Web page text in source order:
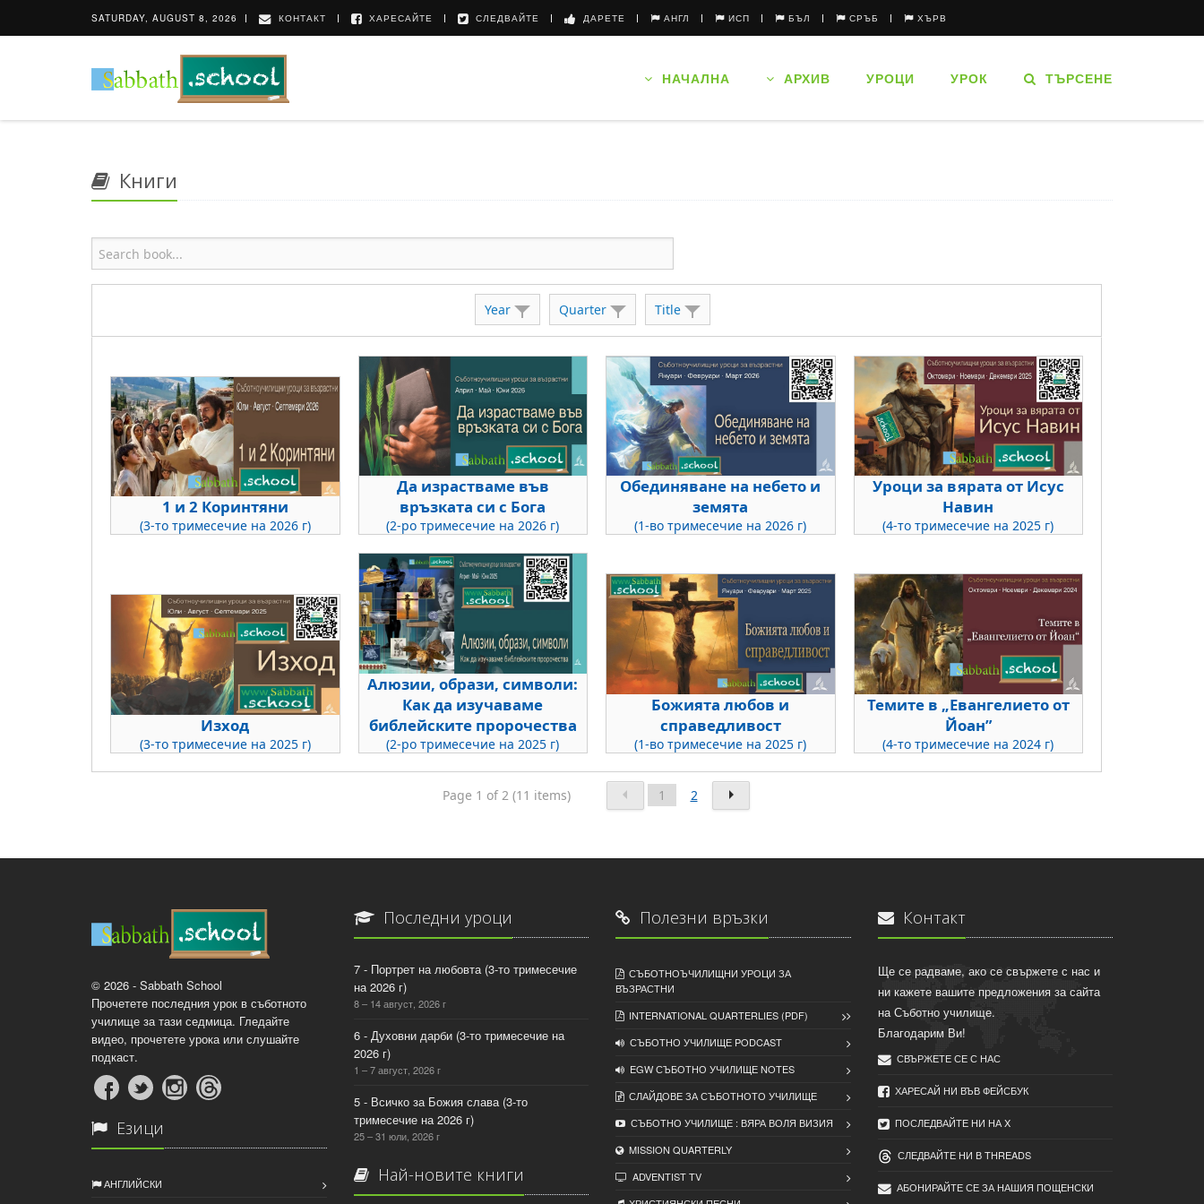
SATURDAY, AUGUST 8, 2026 КОНТАКТ ХАРЕСАЙТЕ СЛЕДВАЙТЕ ДАРЕТЕ АНГЛ ИСП БЪЛ СРЪБ ХЪРВ
НАЧАЛНА АРХИВ УРОЦИ УРОК ТЪРСЕНЕ
Книги
Year Quarter Title
1 и 2 Коринтяни
(3-то тримесечие на 2026 г)
Да израстваме във
връзката си с Бога
(2-ро тримесечие на 2026 г)
Обединяване на небето и
земята
(1-во тримесечие на 2026 г)
Уроци за вярата от Исус
Навин
(4-то тримесечие на 2025 г)
Изход
(3-то тримесечие на 2025 г)
Алюзии, образи, символи:
Как да изучаваме
библейските пророчества
(2-ро тримесечие на 2025 г)
Божията любов и
справедливост
(1-во тримесечие на 2025 г)
Темите в „Евангелието от
Йоан”
(4-то тримесечие на 2024 г)
Page 1 of 2 (11 items) 1 2
© 2026 - Sabbath School
Прочетете последния урок в съботното
училище за тази седмица. Гледайте
видео, прочетете урока или слушайте
подкаст.
Езици
АНГЛИЙСКИ
Последни уроци
7 - Портрет на любовта (3-то тримесечие
на 2026 г)
8 – 14 август, 2026 г
6 - Духовни дарби (3-то тримесечие на
2026 г)
1 – 7 август, 2026 г
5 - Всичко за Божия слава (3-то
тримесечие на 2026 г)
25 – 31 юли, 2026 г
Най-новите книги
Полезни връзки
СЪБОТНОЪЧИЛИЩНИ УРОЦИ ЗА
ВЪЗРАСТНИ
INTERNATIONAL QUARTERLIES (PDF)
СЪБОТНО УЧИЛИЩЕ PODCAST
EGW СЪБОТНО УЧИЛИЩЕ NOTES
СЛАЙДОВЕ ЗА СЪБОТНОТО УЧИЛИЩЕ
СЪБОТНО УЧИЛИЩЕ : ВЯРА ВОЛЯ ВИЗИЯ
MISSION QUARTERLY
ADVENTIST TV
Контакт
Ще се радваме, ако се свържете с нас и
ни кажете вашите предложения за сайта
на Съботно училище.
Благодарим Ви!
СВЪРЖЕТЕ СЕ С НАС
ХАРЕСАЙ НИ ВЪВ ФЕЙСБУК
ПОСЛЕДВАЙТЕ НИ НА X
СЛЕДВАЙТЕ НИ В THREADS
АБОНИРАЙТЕ СЕ ЗА НАШИЯ ПОЩЕНСКИ